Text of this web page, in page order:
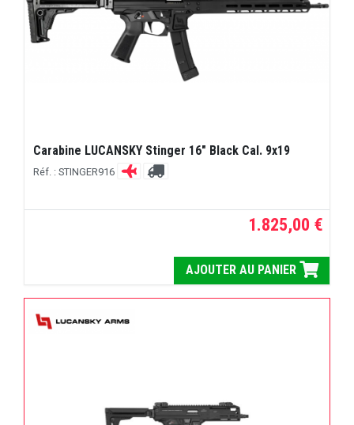
Carabine LUCANSKY Stinger 16" Black Cal. 9x19
Réf. : STINGER916
1.825,00 €
AJOUTER AU PANIER